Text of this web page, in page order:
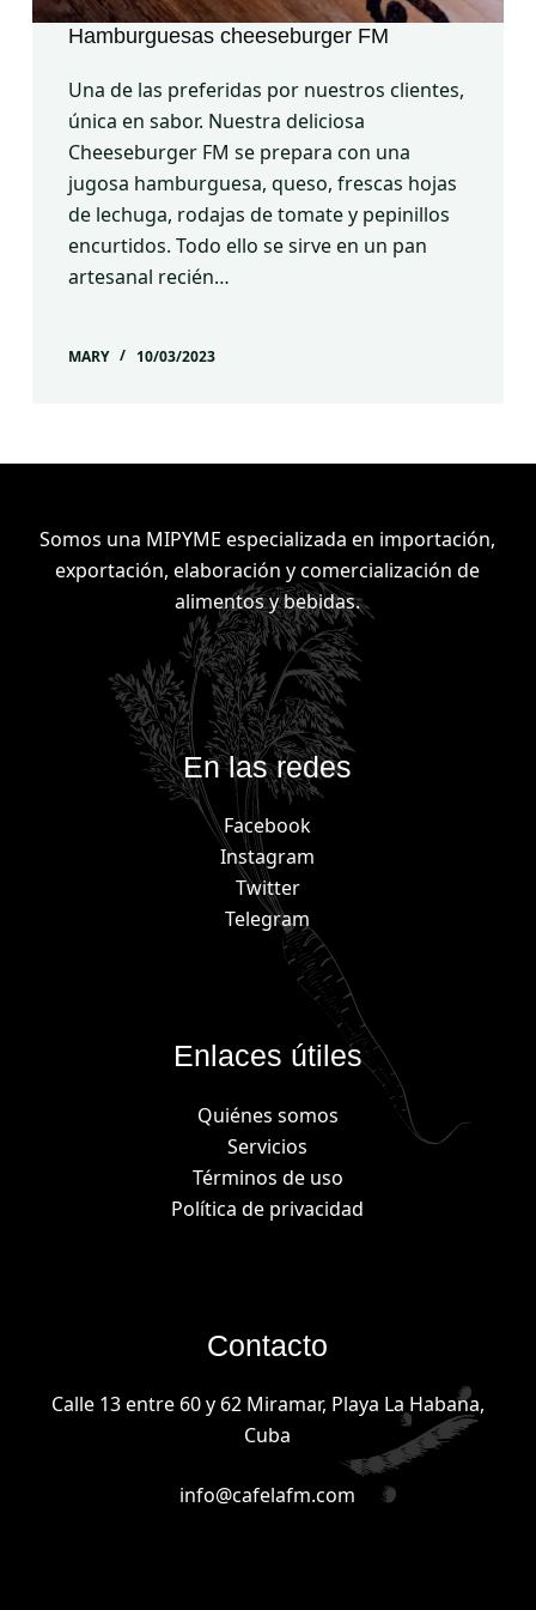
Hamburguesas cheeseburger FM
Una de las preferidas por nuestros clientes,
única en sabor. Nuestra deliciosa
Cheeseburger FM se prepara con una
jugosa hamburguesa, queso, frescas hojas
de lechuga, rodajas de tomate y pepinillos
encurtidos. Todo ello se sirve en un pan
artesanal recién…
MARY 10/03/2023
Somos una MIPYME especializada en importación,
exportación, elaboración y comercialización de
alimentos y bebidas.
En las redes
Facebook
Instagram
Twitter
Telegram
Enlaces útiles
Quiénes somos
Servicios
Términos de uso
Política de privacidad
Contacto
Calle 13 entre 60 y 62 Miramar, Playa La Habana,
Cuba
info@cafelafm.com